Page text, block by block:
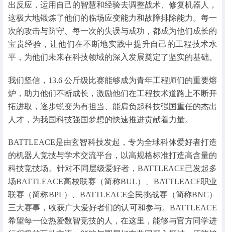
出反应，运用自己的智慧和经验去调整战术、修复机器人，
这极大地锻炼了他们的临场应变能力和故障排除能力。每一
次的攻击与防守、每一次的失误与成功，都成为他们成长的
宝贵经验，让他们在不断地实践中提升自己的工程技术水
平，为他们未来在科技领域的深入发展奠定了坚实的基础。
我们坚信，13.6 公斤级比赛能够成为青年工程师们的重要熔
炉，助力他们不断成长，激励他们在工程技术道路上不断开
拓进取，逐步蜕变为有担当、能肩负起科技强国重任的杰出
人才，为我国科技强国梦想的快速推进贡献着力量。
BATTLEACE是由玄智科技发起，专为全球科体爱好者打造
的机器人竞技与学术交流平台，以高规格标准打造高含量的
科技竞技场。针对不同层级爱好者，BATTLEACE已发起多
场BATTLEACE高校联赛（简称BUL）、BATTLEACE职业
联赛（简称BPL）、BATTLEACE全民挑战赛（简称BNC）
三大赛事，收获广大爱好者们的认可和参与。BATTLEACE
希望每一位热爱数智竞技的人，在这里，能够与官方同学进